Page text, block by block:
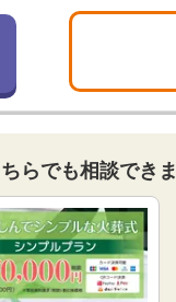
らでも相談でき